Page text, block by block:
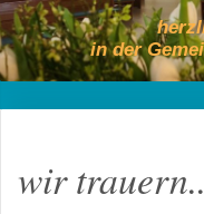
in der
wir